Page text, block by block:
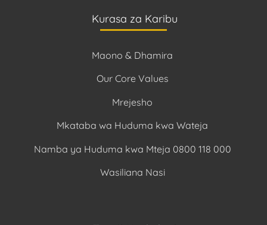
Kurasa za Karibu
Maono & Dhamira
Our Core Values
Mrejesho
Mkataba wa Huduma kwa Wateja
Namba ya Huduma kwa Mteja 0800 118 000
Wasiliana Nasi